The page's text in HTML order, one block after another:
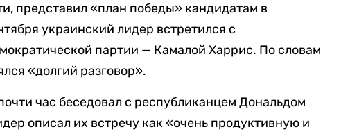
представил «план победы» кандидатам в
украинский лидер встретился с
партии — Камалой Харрис. По словам
«долгий разговор».
час беседовал с республиканцем Дональдом
описал их встречу как «очень продуктивную и